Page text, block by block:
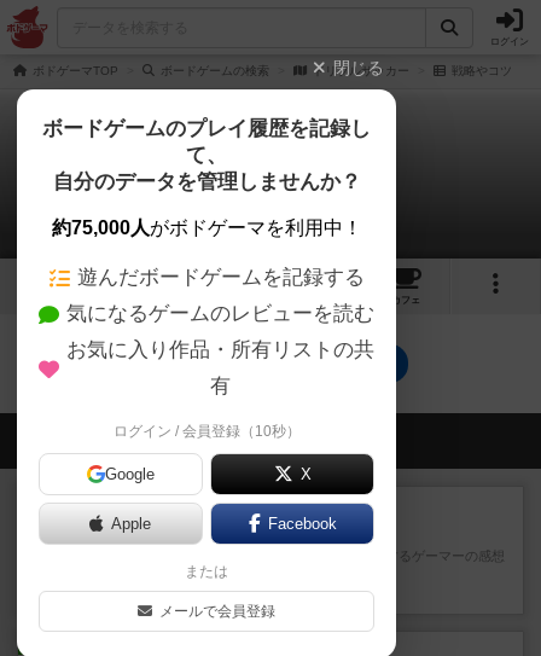
ログイン
ボドゲーマTOP ボードゲームの検索 ドリブルサッカー 戦略やコツ
ドリブルサッカー
0件の戦略やコツ
1
カフェ
ドリブルサッカーのトップに戻る
会員の新しい投稿
レビュー
ワンラウンド
星5軽〜中量級を中心にプレイするゲーマーの感想
です。今回はボードゲーム...
約2時間前by おとん
閉じる
ボードゲームのプレイ履歴を記録し
て、
自分のデータを管理しませんか？
約75,000人がボドゲーマを利用中！
遊んだボードゲームを記録する
気になるゲームのレビューを読む
お気に入り作品・所有リストの共
有
ログイン / 会員登録（10秒）
Google X
Apple Facebook
または
メールで会員登録